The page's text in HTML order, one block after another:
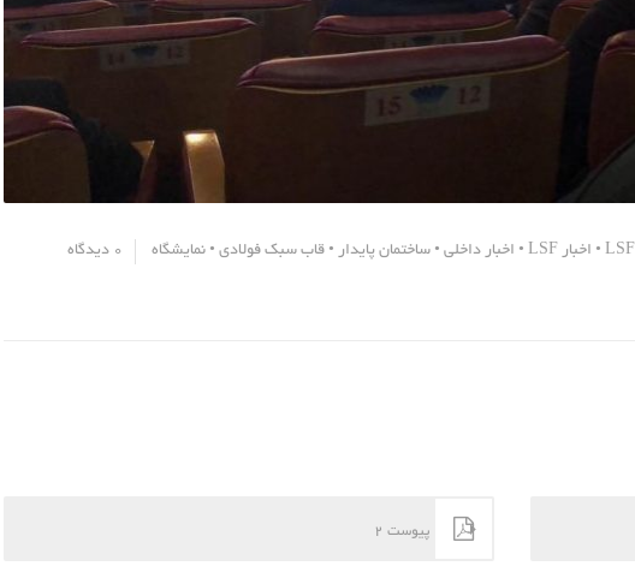
LSF
• اخبار LSF • اخبار داخلی • ساختمان پایدار • قاب سبک فولادی • نمایشگاه 0 دیدگاه
پیوست 2